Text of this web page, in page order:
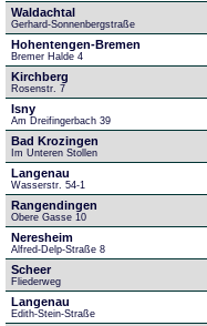
Waldachtal
Gerhard-Sonnenbergstraße
Hohentengen-Bremen
Bremer Halde 4
Kirchberg
Rosenstr. 7
Isny
Am Dreifingerbach 39
Bad Krozingen
Im Unteren Stollen
Langenau
Wasserstr. 54-1
Rangendingen
Obere Gasse 10
Neresheim
Alfred-Delp-Straße 8
Scheer
Fliederweg
Langenau
Edith-Stein-Straße